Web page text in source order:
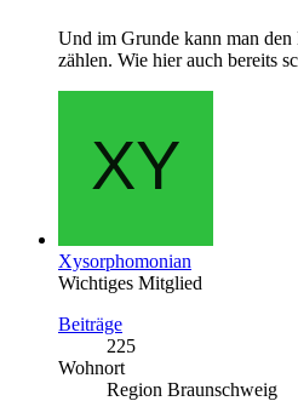
Und im Grunde kann man
zählen. Wie hier auch bereits
Xysorphomonian
Wichtiges Mitglied
Beiträge
225
Wohnort
Region Braunschweig